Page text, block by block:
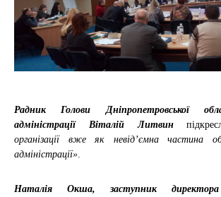
Радник Голови Дніпропетровської
адміністрації Віталій Литвин
організації вже як невід’ємна частина
адміністрації»
Наталія Окша, заступник